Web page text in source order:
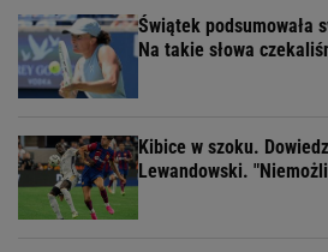
Świątek podsumowała
Na takie słowa
Kibice w szoku.
Lewandowski.